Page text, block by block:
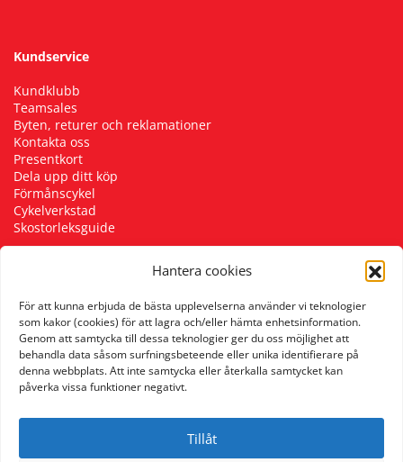
Hantera cookies
För att kunna erbjuda de bästa upplevelserna använder vi teknologier
som kakor (cookies) för att lagra och/eller hämta enhetsinformation.
Genom att samtycka till dessa teknologier ger du oss möjlighet att
behandla data såsom surfningsbeteende eller unika identifierare på
denna webbplats. Att inte samtycka eller återkalla samtycket kan
påverka vissa funktioner negativt.
Tillåt
Kundservice
Kundklubb
Teamsales
Byten, returer och reklamationer
Kontakta oss
Presentkort
Dela upp ditt köp
Förmånscykel
Cykelverkstad
Skostorleksguide
Följ oss